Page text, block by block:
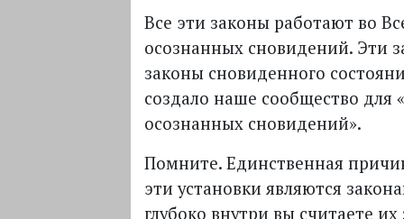
Все эти законы работают во
осознанных сновидений. Эти
законы сновиденного
создало наше сообщество для
осознанных сновидений».
Помните. Единственная
эти установки являются
глубоко внутри вы считаете